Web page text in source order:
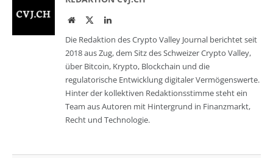
WebsiteTwitterLinkedIn
Die Redaktion des Crypto Valley Journal berichtet seit
2018 aus Zug, dem Sitz des Schweizer Crypto Valley,
über Bitcoin, Krypto, Blockchain und die
regulatorische Entwicklung digitaler Vermögenswerte.
Hinter der kollektiven Redaktionsstimme steht ein
Team aus Autoren mit Hintergrund in Finanzmarkt,
Recht und Technologie.